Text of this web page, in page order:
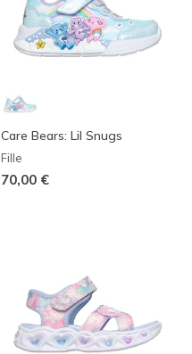
Care Bears: Lil Snugs
Fille
70,00 €